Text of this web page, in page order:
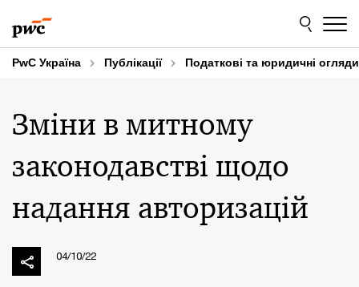
to
content
to
footer
PwC Україна Публікації Податкові та юридичні огляди
Зміни в митному
законодавстві щодо
надання авторизацій
04/10/22